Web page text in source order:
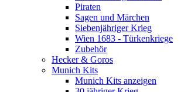
Piraten
Sagen und Märchen
Siebenjähriger Krieg
Wien 1683 - Türkenkriege
Zubehör
Hecker & Goros
Munich Kits
Munich Kits anzeigen